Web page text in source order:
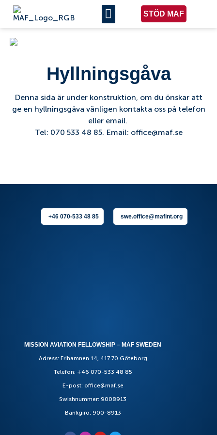
STÖD MAF
Hyllningsgåva
Denna sida är under konstruktion, om du önskar att
ge en hyllningsgåva vänligen kontakta oss på telefon
eller email.
Tel: 070 533 48 85. Email: office@maf.se
+46 070-533 48 85 swe.office@mafint.org
MISSION AVIATION FELLOWSHIP – MAF SWEDEN
Adress: Frihamnen 14, 417 70 Göteborg
Telefon: +46 070-533 48 85
E-post: office@maf.se
Swishnummer: 9008913
Bankgiro: 900-8913